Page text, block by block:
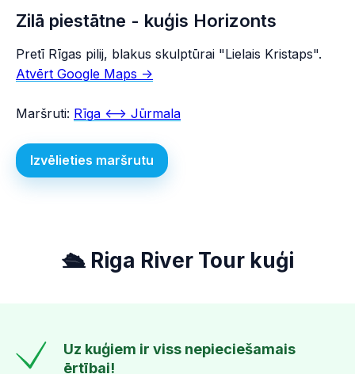
Zilā piestātne - kuģis Horizonts
Pretī Rīgas pilij, blakus skulptūrai "Lielais Kristaps".
Atvērt Google Maps ->
Maršruti: Rīga <--> Jūrmala
Izvēlieties maršrutu
🛳️ Riga River Tour kuģi
Uz kuģiem ir viss nepieciešamais
ērtībai!